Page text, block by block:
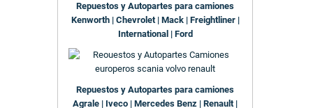
Repuestos y Autopartes para camiones
Kenworth | Chevrolet | Mack | Freightliner |
International | Ford
Repuestos y Autopartes para camiones
Agrale | Iveco | Mercedes Benz | Renault |